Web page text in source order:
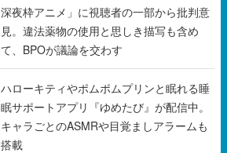
ハローキティやポムポムプリンと眠れる睡
眠サポートアプリ『ゆめたび』が配信中。
キャラごとのASMRや目覚ましアラームも
搭載
【無料】ダンジョン探索で手に入れたもの
を自分の店で売るゲーム『Moonlighter』が